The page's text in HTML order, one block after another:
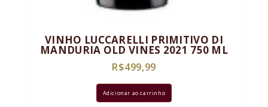
VINHO LUCCARELLI PRIMITIVO DI
MANDURIA OLD VINES 2021 750 ML
R$499,99
Adicionar ao carrinho